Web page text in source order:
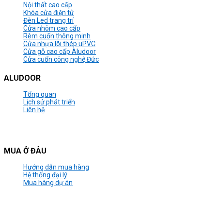
Nội thất cao cấp
Khóa cửa điện tử
Đèn Led trang trí
Cửa nhôm cao cấp
Rèm cuốn thông minh
Cửa nhựa lõi thép uPVC
Cửa gỗ cao cấp Aludoor
Cửa cuốn công nghệ Đức
ALUDOOR
Tổng quan
Lịch sử phát triển
Liên hệ
MUA Ở ĐÂU
Hướng dẫn mua hàng
Hệ thống đại lý
Mua hàng dự án